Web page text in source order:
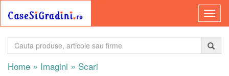
Home » Imagini » Scari